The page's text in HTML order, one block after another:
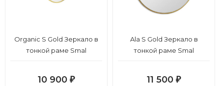
Organic S Gold Зеркало в
тонкой раме Smal
10 900 ₽
Ala S Gold Зеркало в
тонкой раме Smal
11 500 ₽